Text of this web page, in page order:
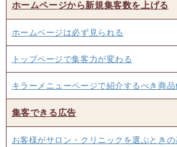
ホームページから新規集客数を上げる
ホームページは必ず見られる
トップページで集客力が変わる
キラーメニューページで紹介するべき商品
集客できる広告
お客様がサロン・クリニックを選ぶときの